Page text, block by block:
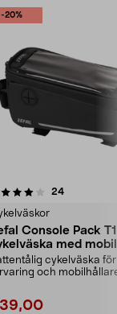
-20%
24recensioner
Console Pack T1
med
cykelväska
och
4.5 av 5 stjärnor